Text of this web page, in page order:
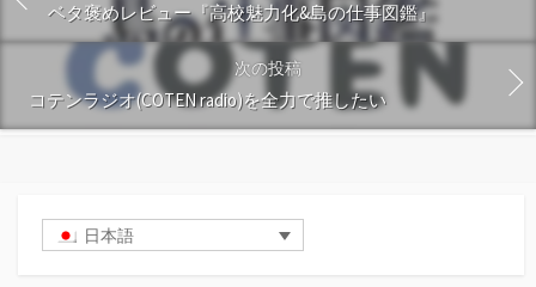
ベタ褒めレビュー『高校魅力化&島の仕事図鑑』
次の投稿
コテンラジオ(COTEN radio)を全力で推したい
日本語